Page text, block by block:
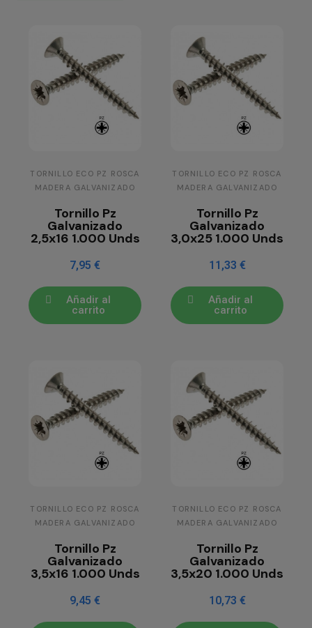
TORNILLO ECO PZ ROSCA
MADERA GALVANIZADO
Tornillo Pz
Galvanizado
2,5x16 1.000 Unds
7,95 €
Añadir al
carrito
TORNILLO ECO PZ ROSCA
MADERA GALVANIZADO
Tornillo Pz
Galvanizado
3,0x25 1.000 Unds
11,33 €
Añadir al
carrito
TORNILLO ECO PZ ROSCA
MADERA GALVANIZADO
Tornillo Pz
Galvanizado
3,5x16 1.000 Unds
9,45 €
TORNILLO ECO PZ ROSCA
MADERA GALVANIZADO
Tornillo Pz
Galvanizado
3,5x20 1.000 Unds
10,73 €